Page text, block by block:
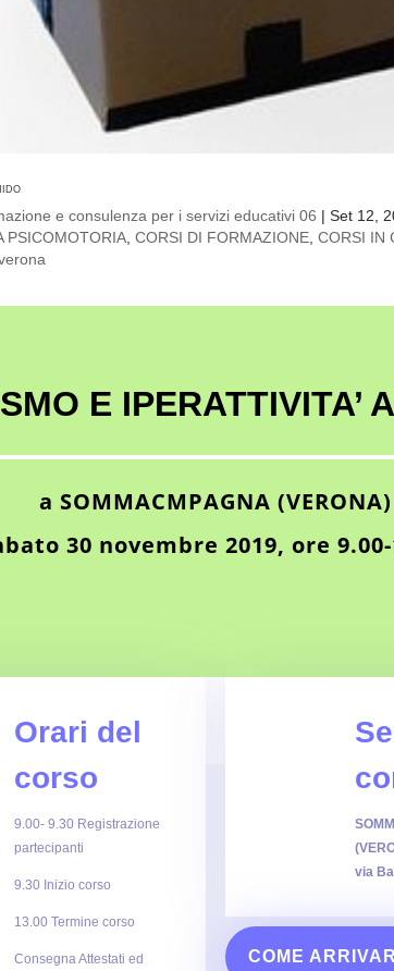
e consulenza per i servizi educativi 06 |Set 12,
PSICOMOTORIA,CORSI DI FORMAZIONE,CORSI IN
E IPERATTIVITA’
a SOMMACMPAGNA (VERONA)
30 novembre 2019, ore 9.00-
Orari del
corso
9.00- 9.30 Registrazione
partecipanti
9.30 Inizio corso
13.00 Termine corso
Consegna Attestati ed
via
COME